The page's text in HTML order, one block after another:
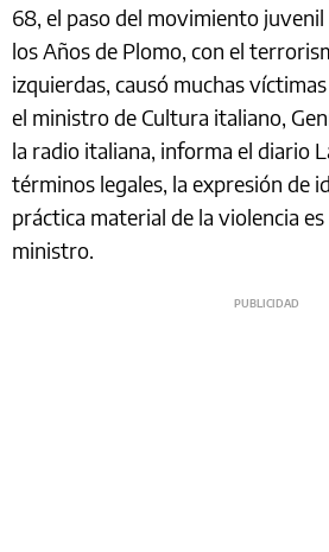
68, el paso del movimiento juvenil
los Años de Plomo, con el
izquierdas, causó muchas
el ministro de Cultura italiano,
la radio italiana, informa el diario
términos legales, la expresión de
práctica material de la violencia es
ministro.